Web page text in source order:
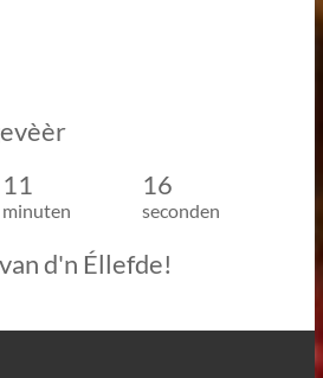
11 16
minuten seconden
d'n Éllefde!